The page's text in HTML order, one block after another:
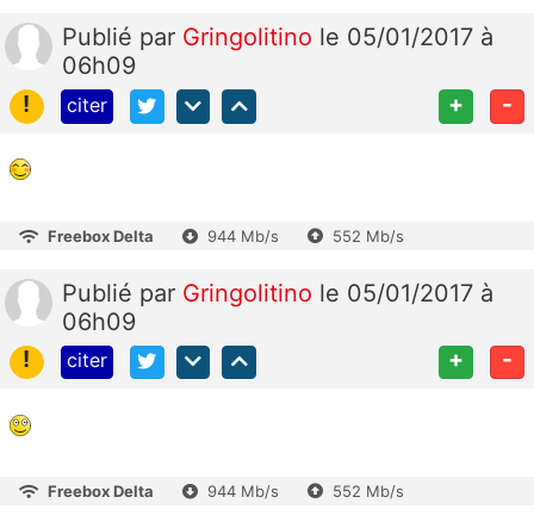
Publié par Gringolitino le 05/01/2017 à
06h09
!
citer + -
Freebox Delta 944 Mb/s 552 Mb/s
Publié par Gringolitino le 05/01/2017 à
06h09
!
citer + -
Freebox Delta 944 Mb/s 552 Mb/s